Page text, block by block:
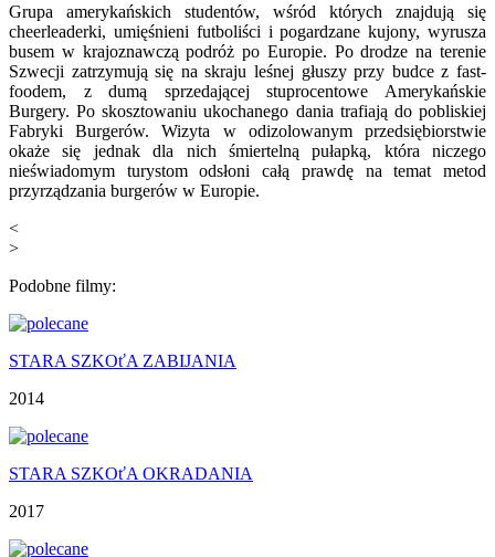
Grupa amerykańskich studentów, wśród których znajdują się
cheerleaderki, umięśnieni futboliści i pogardzane kujony, wyrusza
busem w krajoznawczą podróż po Europie. Po drodze na terenie
Szwecji zatrzymują się na skraju leśnej głuszy przy budce z fast-
foodem, z dumą sprzedającej stuprocentowe Amerykańskie
Burgery. Po skosztowaniu ukochanego dania trafiają do pobliskiej
Fabryki Burgerów. Wizyta w odizolowanym przedsiębiorstwie
okaże się jednak dla nich śmiertelną pułapką, która niczego
nieświadomym turystom odsłoni całą prawdę na temat metod
przyrządzania burgerów w Europie.
<
>
Podobne filmy:
STARA SZKOťA ZABIJANIA
2014
STARA SZKOťA OKRADANIA
2017